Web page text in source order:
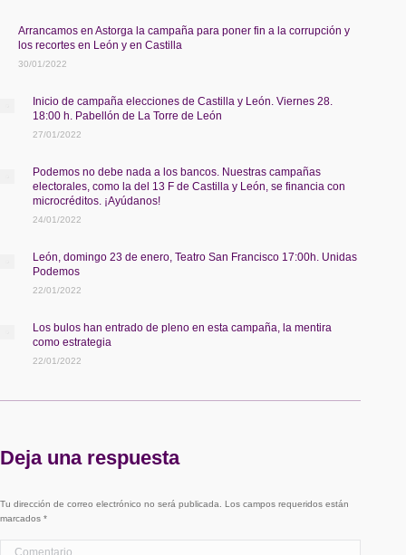
Arrancamos en Astorga la campaña para poner fin a la corrupción y
los recortes en León y en Castilla
30/01/2022
Inicio de campaña elecciones de Castilla y León. Viernes 28.
18:00 h. Pabellón de La Torre de León
27/01/2022
Podemos no debe nada a los bancos. Nuestras campañas
electorales, como la del 13 F de Castilla y León, se financia con
microcréditos. ¡Ayúdanos!
24/01/2022
León, domingo 23 de enero, Teatro San Francisco 17:00h. Unidas
Podemos
22/01/2022
Los bulos han entrado de pleno en esta campaña, la mentira
como estrategia
22/01/2022
Deja una respuesta
Tu dirección de correo electrónico no será publicada. Los campos requeridos están
marcados *
Comentario